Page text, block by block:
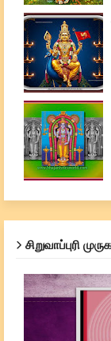
சிறுவாப்புரி